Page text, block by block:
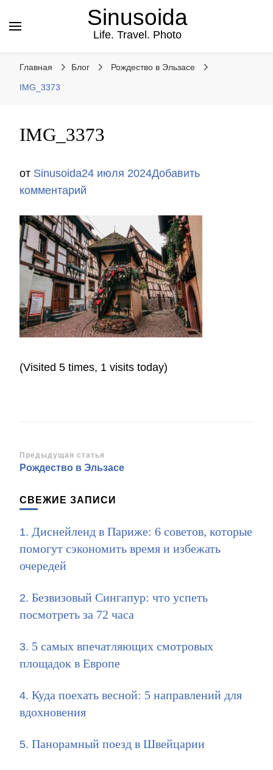
Sinusoida
Life. Travel. Photo
Главная Блог Рождество в Эльзасе
IMG_3373
IMG_3373
от Sinusoida24 июля 2024Добавить
комментарий
IMG_3373
(Visited 5 times, 1 visits today)
Навигация
по
записям
Предыдущая статья
Рождество в Эльзасе
СВЕЖИЕ ЗАПИСИ
Диснейленд в Париже: 6 советов, которые
помогут сэкономить время и избежать
очередей
Безвизовый Сингапур: что успеть
посмотреть за 72 часа
5 самых впечатляющих смотровых
площадок в Европе
Куда поехать весной: 5 направлений для
вдохновения
Панорамный поезд в Швейцарии